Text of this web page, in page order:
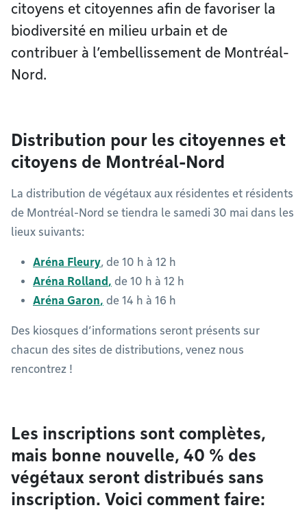
citoyens et citoyennes afin de favoriser la
biodiversité en milieu urbain et de
contribuer à l’embellissement de Montréal-
Nord.
Distribution pour les citoyennes et
citoyens de Montréal-Nord
La distribution de végétaux aux résidentes et résidents
de Montréal-Nord se tiendra le samedi 30 mai dans les
lieux suivants:
Aréna Fleury, de 10 h à 12 h
Aréna Rolland , de 10 h à 12 h
Aréna Garon, de 14 h à 16 h
Des kiosques d’informations seront présents sur
chacun des sites de distributions, venez nous
rencontrez !
Les inscriptions sont complètes,
mais bonne nouvelle, 40 % des
végétaux seront distribués sans
inscription. Voici comment faire: